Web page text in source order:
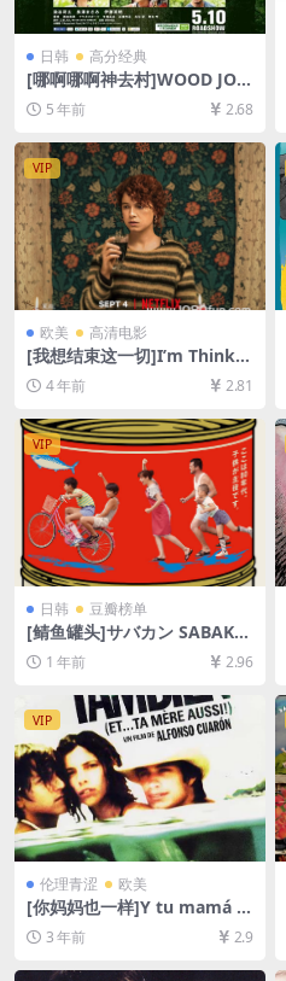
日韩 高分经典
[哪啊哪啊神去村]WOOD JO
B！神去なあなあ日常 (2014)
[百度网盘+夸克网盘+迅雷云
盘资源1080P超清未删减][MP
4/7.5GB][日语中字]
5 年前 2.68
VIP
欧美 高清电影
[我想结束这一切]I’m Thinkin
g of Ending Things (2020)
[百度网盘+迅雷云盘资源1080
P超清未删减][MP4/8.7GB][中
英字幕]
4 年前 2.81
VIP
日韩 豆瓣榜单
[鲭鱼罐头]サバカン SABAKA
N (2022)[百度网盘+夸克网盘
1080P超清未删减资源][网盘
[中文字幕]
1 年前 2.96
VIP
伦理青涩 欧美
[你妈妈也一样]Y tu mamá ta
mbién (2001)[百度网盘+夸克
网盘1080P超清未删减资源]
[网盘在线播放/下载][MP4/6.
3 年前 2.9